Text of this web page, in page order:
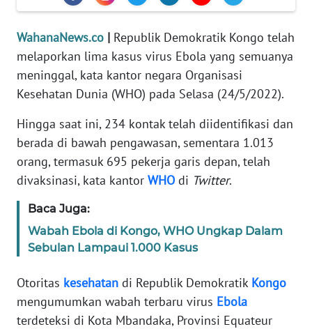
WahanaNews.co | Republik Demokratik Kongo telah
melaporkan lima kasus virus Ebola yang semuanya
meninggal, kata kantor negara Organisasi
Kesehatan Dunia (WHO) pada Selasa (24/5/2022).
Hingga saat ini, 234 kontak telah diidentifikasi dan
berada di bawah pengawasan, sementara 1.013
orang, termasuk 695 pekerja garis depan, telah
divaksinasi, kata kantor WHO di Twitter.
Baca Juga:
Wabah Ebola di Kongo, WHO Ungkap Dalam
Sebulan Lampaui 1.000 Kasus
Otoritas kesehatan di Republik Demokratik Kongo
mengumumkan wabah terbaru virus Ebola
terdeteksi di Kota Mbandaka, Provinsi Equateur
EDITORIAL
Informasi
INDEKS
BERITA
KONTAK
INFO
IKLAN
TENTANG
KAMI